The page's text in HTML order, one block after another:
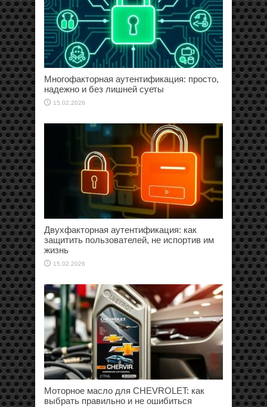
Многофакторная аутентификация: просто,
надежно и без лишней суеты
15.02.2026
Двухфакторная аутентификация: как
защитить пользователей, не испортив им
жизнь
15.02.2026
Моторное масло для CHEVROLET: как
выбрать правильно и не ошибиться